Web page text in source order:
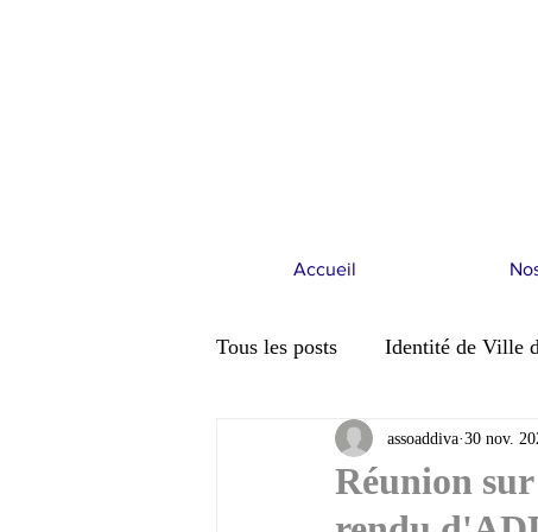
Accueil
Tous les posts Identité de Ville
Ville d'Avray et le
Réunion
assoaddiva 30 nov.